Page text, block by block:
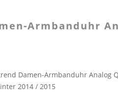
Armbanduhr
Damen-Armbanduhr Analog
2014 / 2015